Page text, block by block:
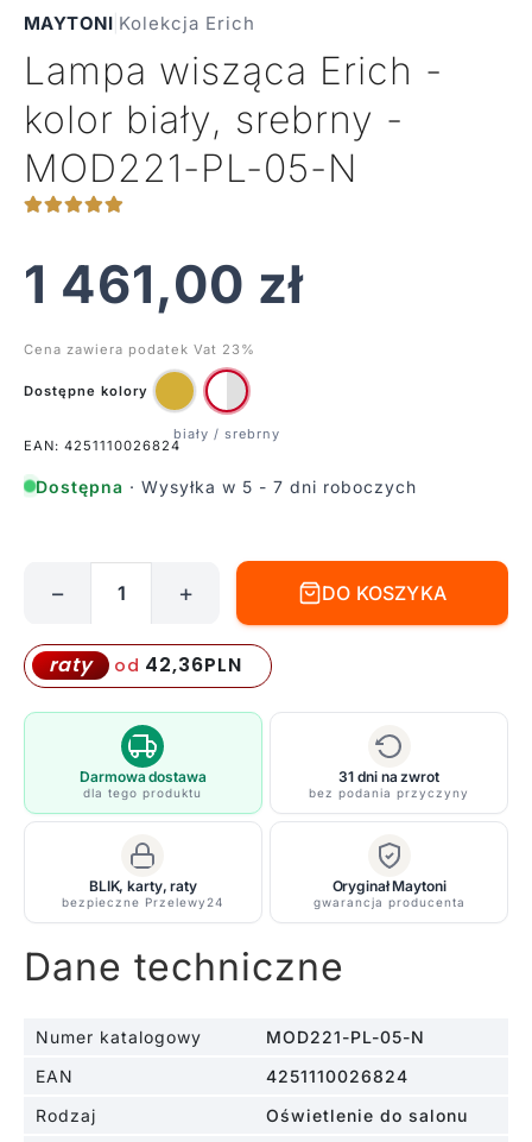
MAYTONI Kolekcja Erich
Lampa wisząca Erich -
kolor biały, srebrny -
MOD221-PL-05-N
1 461,00 zł
Cena zawiera podatek Vat 23%
Dostępne kolory
EAN: 4251110026824
Dostępna · Wysyłka w 5 - 7 dni roboczych
wisząca
Erich
-
srebrny
-
05-
N
− + DO KOSZYKA
raty od 42,36PLN
Darmowa dostawa
dla tego produktu
31 dni na zwrot
bez podania przyczyny
BLIK, karty, raty
bezpieczne Przelewy24
Oryginał Maytoni
gwarancja producenta
Dane techniczne
Numer katalogowy
MOD221-PL-05-N
EAN
4251110026824
Rodzaj
Oświetlenie do salonu